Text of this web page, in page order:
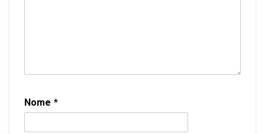
Nome *